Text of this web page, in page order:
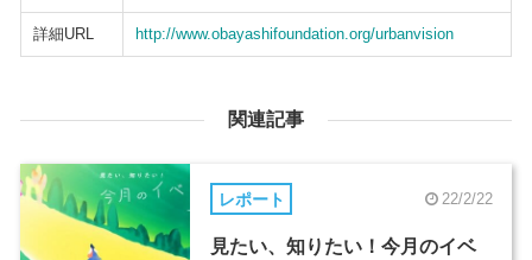
詳細URL http://www.obayashifoundation.org/urbanvision
関連記事
レポート 22/2/22
見たい、知りたい！今月のイベ